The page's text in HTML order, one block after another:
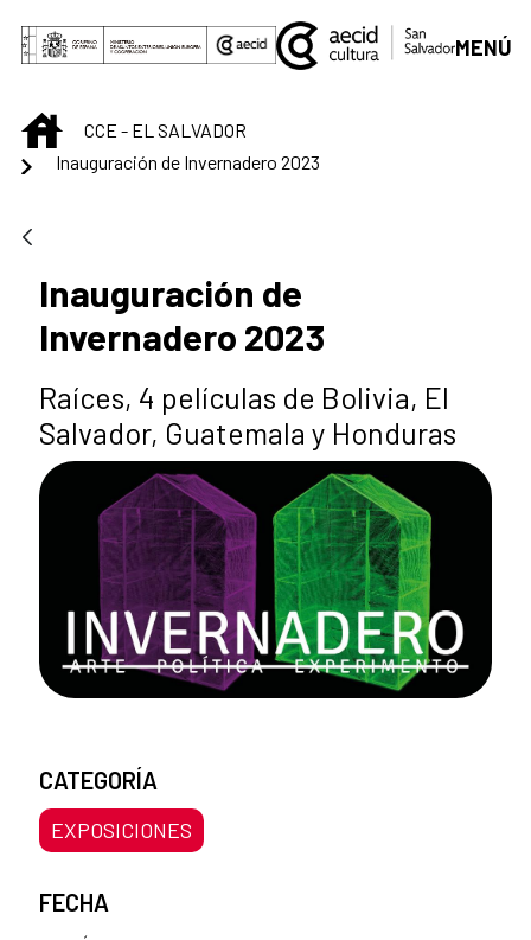
Saut au contenu principal
MENÚ
INICIOCCE - EL SALVADOR
Inauguración de Invernadero 2023
Inauguración de
Invernadero 2023
Raíces, 4 películas de Bolivia, El
Salvador, Guatemala y Honduras
CATEGORÍA
EXPOSICIONES
FECHA